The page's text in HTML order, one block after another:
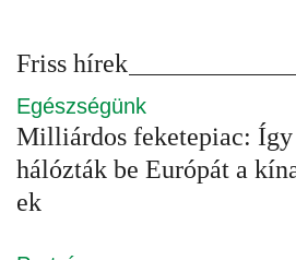
Friss hírek
Egészségünk
Milliárdos feketepiac: Így
hálózták be Európát a
ek